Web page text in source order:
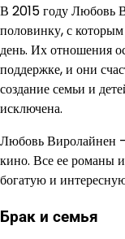
В 2015 году Любовь
половинку, с
день. Их отношения
поддержке, и они
создание семьи и
исключена.
Любовь Виролайнен
кино. Все ее романы
богатую и
Брак и семья